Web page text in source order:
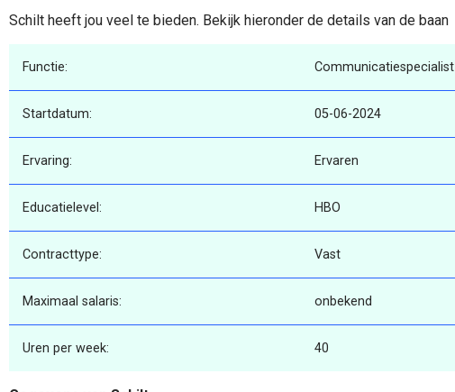
Schilt heeft jou veel te bieden. Bekijk hieronder de details van de baan
Functie: Communicatiespecialist
Startdatum: 05-06-2024
Ervaring: Ervaren
Educatielevel: HBO
Contracttype: Vast
Maximaal salaris: onbekend
Uren per week: 40